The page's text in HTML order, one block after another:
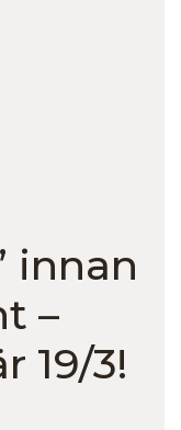
innan
–
19/3!